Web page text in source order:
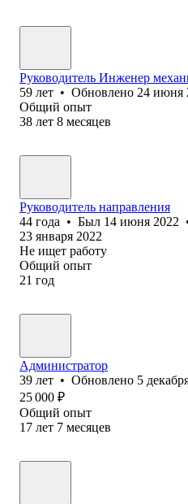
Руководитель Инженер
59 лет • Обновлено 24 июня
Общий опыт
38 лет 8 месяцев
Руководитель направления
44 года • Был 14 июня 2022
23 января 2022
Не ищет работу
Общий опыт
21 год
Администратор
39 лет • Обновлено 5
25 000 ₽
Общий опыт
17 лет 7 месяцев